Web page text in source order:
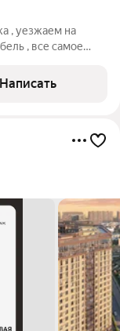
, уезжаем на
, все самое
Написать